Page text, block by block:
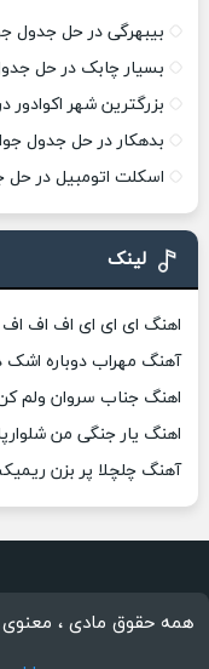
بیبهرگی در حل جدول
بسیار چابک در حل
بزرگترین شهر
بدهکار در حل جدول
اسکلت اتومبیل در
لینک
اهنگ ای ای ای اف اف
آهنگ مهراب دوباره
اهنگ جناب سروان ولم
اهنگ یار جنگی من
آهنگ چلچلا پر بزن
همه حقوق مادی ،